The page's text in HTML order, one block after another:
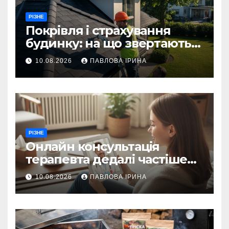
РІЗНЕ
Покрівля і страхування
будинку: на що звертають
увагу експерти
10.08.2026 ПАВЛОВА ІРИНА
РІЗНЕ
Онлайн консультація
терапевта дедалі частіше
замінює візит у поліклініку
10.08.2026 ПАВЛОВА ІРИНА